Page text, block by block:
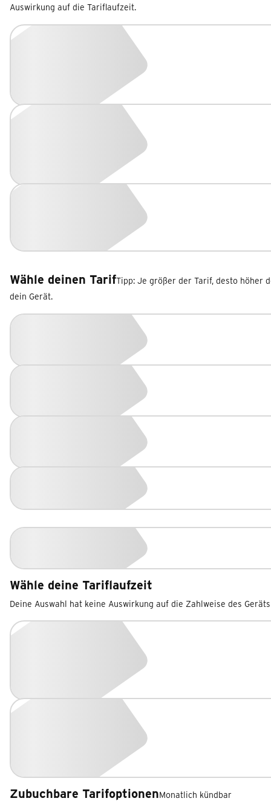
Auswirkung auf die Tariflaufzeit.
Wähle deinen TarifTipp: Je größer der Tarif, desto höher
dein Gerät.
Wähle deine Tariflaufzeit
Deine Auswahl hat keine Auswirkung auf die Zahlweise des Geräts
Zubuchbare TarifoptionenMonatlich kündbar